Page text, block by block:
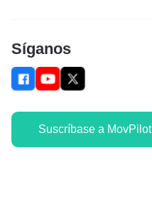
Síganos
Suscríbase a MovPilot